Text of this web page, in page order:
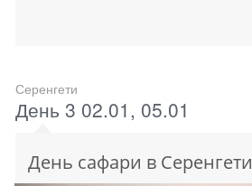
Серенгети
День 3 02.01, 05.01
День сафари в Серенгети